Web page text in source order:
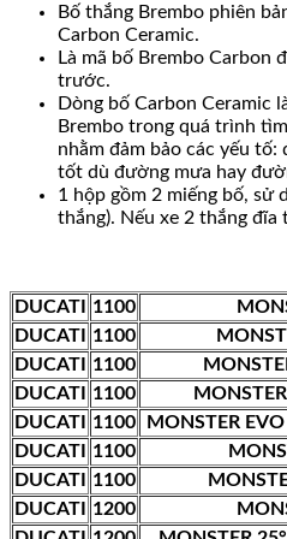
Bố thắng Brembo phiên
Carbon Ceramic.
Là mã bố Brembo Carbon
trước.
Dòng bố Carbon Ceramic
Brembo trong quá trình
nhằm đảm bảo các yếu tố:
tốt dù đường mưa hay
1 hộp gồm 2 miếng bố, sử
thắng). Nếu xe 2 thắng đĩa
DUCATI 1100
DUCATI
1100
DUCATI
1100
DUCATI
1100
DUCATI
1100 MONSTER
DUCATI
1100
DUCATI
1100
DUCATI
1200